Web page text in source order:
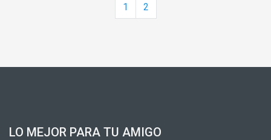
1 2
LO MEJOR PARA TU AMIGO